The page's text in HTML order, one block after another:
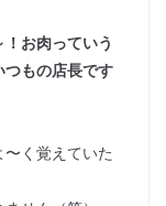
お肉っていう
もの店長です
く覚えていた